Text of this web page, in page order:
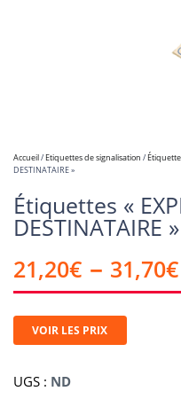
Accueil/Etiquettes de signalisation /
DESTINATAIRE »
Étiquettes «
DESTINATAIRE »
21,20€ – 31,70€
VOIR LES PRIX
UGS : ND